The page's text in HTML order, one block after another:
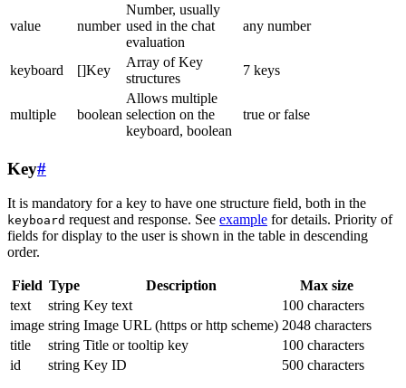
value number
Number, usually
used in the chat
evaluation
any number
keyboard []Key
Array of Key
structures
7 keys
multiple boolean
Allows multiple
selection on the
keyboard, boolean
true or false
Key#
It is mandatory for a key to have one structure field, both in the
keyboard request and response. See example for details. Priority of
fields for display to the user is shown in the table in descending
order.
Field Type Description
Max size
text
string Key text
100 characters
image string Image URL (https or http scheme) 2048 characters
title
string Title or tooltip key
100 characters
id
string Key ID 500 characters